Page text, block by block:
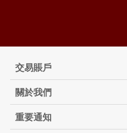
交易賬戶
關於我們
重要通知